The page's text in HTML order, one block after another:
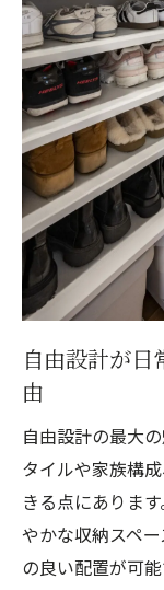
に
暮らし
方
失敗し
暮らしやす
自由設
術
生活導
ト
技
快適空
間取り工夫
自由設
法
自由設計が
由
自由設計の最大
タイルや家族構
きる点にありま
やかな収納スペ
の良い配置が可能